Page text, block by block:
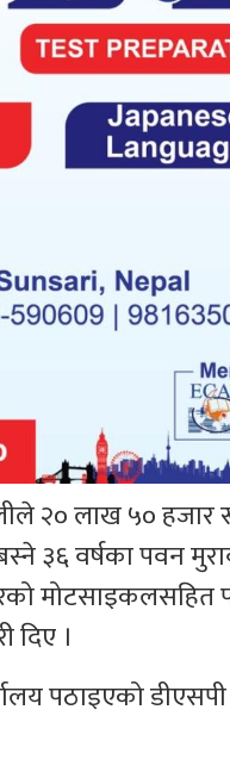
२० लाख ५०
३६ वर्षका पवन
मोटसाइकलसहित
दिए ।
पठाइएको